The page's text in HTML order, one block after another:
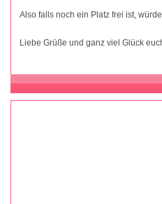
Also falls noch ein Platz frei ist,
Liebe Grüße und ganz viel Glück